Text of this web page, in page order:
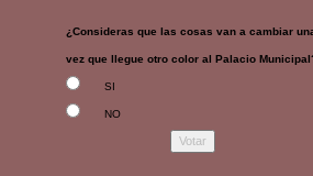
¿Consideras que las cosas van a cambiar
vez que llegue otro color al Palacio
SI
NO